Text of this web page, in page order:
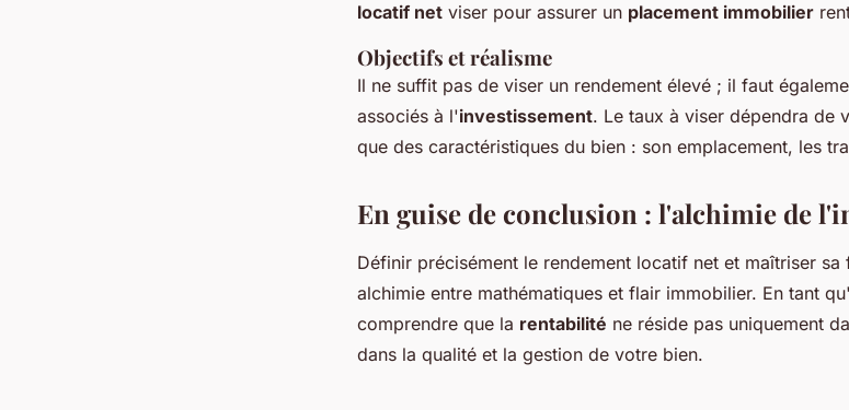
locatif net viser pour assurer un placement immobilier
Objectifs et réalisme
Il ne suffit pas de viser un rendement élevé ; il faut
associés à l'investissement. Le taux à viser dépendra de
que des caractéristiques du bien : son emplacement, les
En guise de conclusion : l'alchimie de
Définir précisément le rendement locatif net et maîtriser
alchimie entre mathématiques et flair immobilier. En tant qu'
comprendre que la rentabilité ne réside pas uniquement
dans la qualité et la gestion de votre bien.